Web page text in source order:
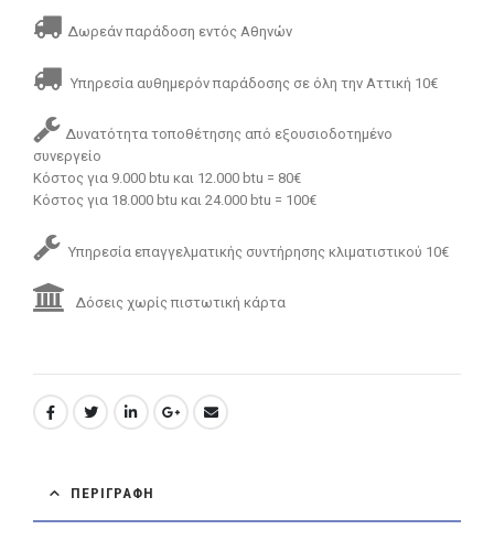
Δωρεάν παράδοση εντός Αθηνών
Υπηρεσία αυθημερόν παράδοσης σε όλη την Αττική 10€
Δυνατότητα τοποθέτησης από εξουσιοδοτημένο
συνεργείο
Κόστος για 9.000 btu και 12.000 btu = 80€
Κόστος για 18.000 btu και 24.000 btu = 100€
Υπηρεσία επαγγελματικής συντήρησης κλιματιστικού 10€
Δόσεις χωρίς πιστωτική κάρτα
ΠΕΡΙΓΡΑΦΉ